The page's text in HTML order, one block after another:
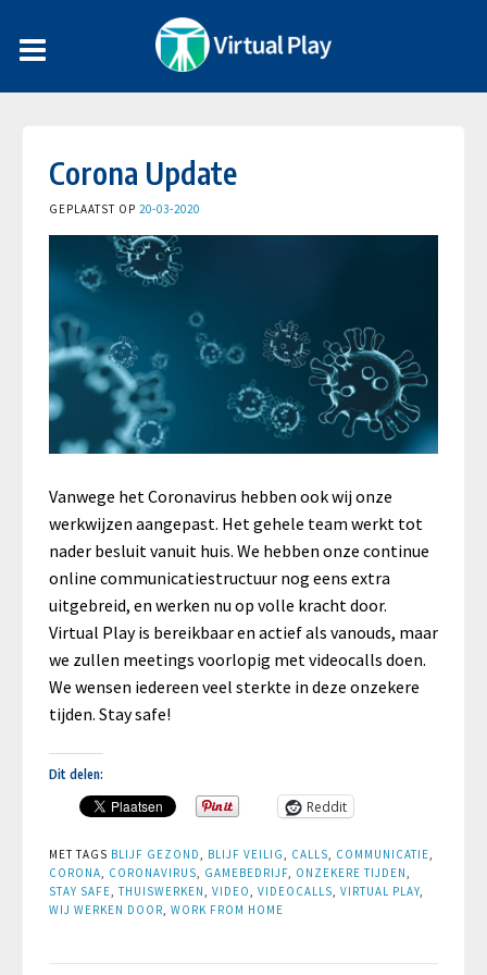
Corona Update
GEPLAATST OP 20-03-2020
Vanwege het Coronavirus hebben ook wij onze
werkwijzen aangepast. Het gehele team werkt tot
nader besluit vanuit huis. We hebben onze continue
online communicatiestructuur nog eens extra
uitgebreid, en werken nu op volle kracht door.
Virtual Play is bereikbaar en actief als vanouds, maar
we zullen meetings voorlopig met videocalls doen.
We wensen iedereen veel sterkte in deze onzekere
tijden. Stay safe!
Dit delen:
Reddit
MET TAGS BLIJF GEZOND, BLIJF VEILIG, CALLS, COMMUNICATIE,
CORONA, CORONAVIRUS, GAMEBEDRIJF, ONZEKERE TIJDEN,
STAY SAFE,THUISWERKEN, VIDEO, VIDEOCALLS, VIRTUAL PLAY,
WIJ WERKEN DOOR, WORK FROM HOME